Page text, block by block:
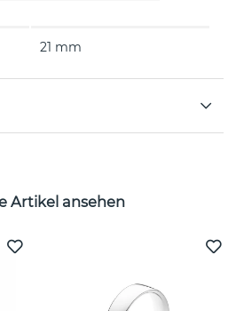
21 mm
Artikel ansehen